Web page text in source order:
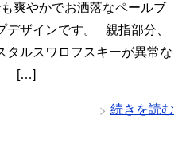
爽やかでお洒落なペールブ
デザインです。 親指部分、
タルスワロフスキーが異常な
[…]
続きを読む